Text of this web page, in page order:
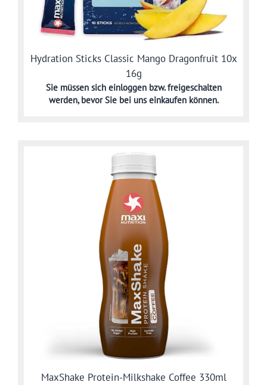
Hydration Sticks Classic Mango Dragonfruit 10x
16g
Sie müssen sich einloggen bzw. freigeschalten
werden,bevor Sie bei uns einkaufen können.
MaxShake Protein-Milkshake Coffee 330ml